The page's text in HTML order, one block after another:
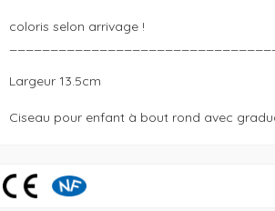
coloris selon arrivage !
Largeur 13.5cm